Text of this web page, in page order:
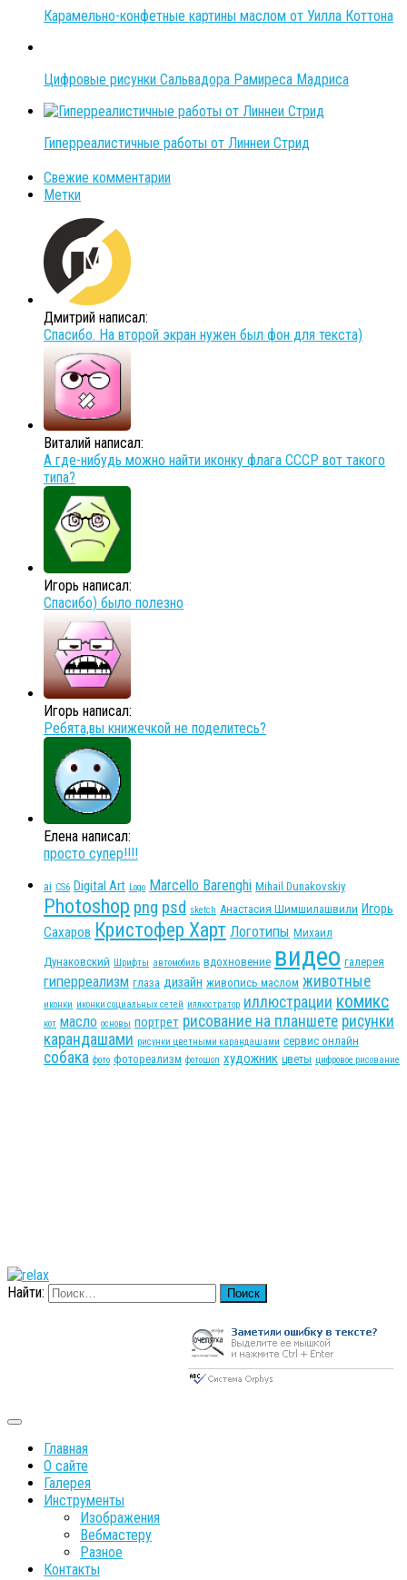
Карамельно-конфетные картины маслом от Уилла Коттона
Цифровые рисунки Сальвадора Рамиреса Мадриса
Гиперреалистичные работы от Линнеи Стрид
Свежие комментарии
Метки
Дмитрий написал:
Спасибо. На второй экран нужен был фон для текста)
Виталий написал:
А где-нибудь можно найти иконку флага СССР вот такого
типа?
Игорь написал:
Спасибо) было полезно
Игорь написал:
Ребята,вы книжечкой не поделитесь?
Елена написал:
просто супер!!!!
ai CS6 Digital Art Logo Marcello Barenghi Mihail Dunakovskiy
Photoshop png psd sketch Анастасия Шимшилашвили Игорь
Сахаров Кристофер Харт Логотипы Михаил
Дунаковский Шрифты автомобиль вдохновение видео галерея
гиперреализм глаза дизайн живопись маслом животные
иконки иконки социальных сетей иллюстратор иллюстрации комикс
кот масло основы портрет рисование на планшете рисунки
карандашами рисунки цветными карандашами сервис онлайн
собака фото фотореализм фотошоп художник цветы цифровое рисование
Найти:
Главная
О сайте
Галерея
Инструменты
Изображения
Вебмастеру
Разное
Контакты